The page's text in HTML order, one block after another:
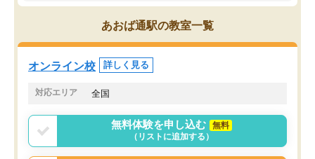
のも重宝しています。
あおば通駅の教室一覧
オンライン校 詳しく見る
対応エリア 全国
無料体験を申し込む
無料
（リストに追加する）